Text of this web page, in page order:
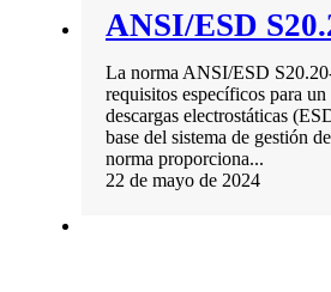
ANSI/ESD
La norma ANSI/ESD
requisitos específicos para
descargas electrostáticas
base del sistema de gestión
norma proporciona...
22 de mayo de 2024